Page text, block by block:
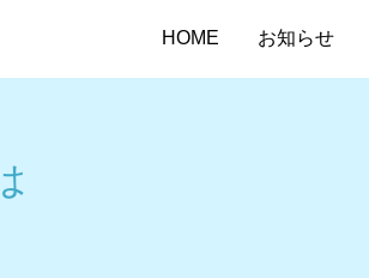
HOME お知らせ